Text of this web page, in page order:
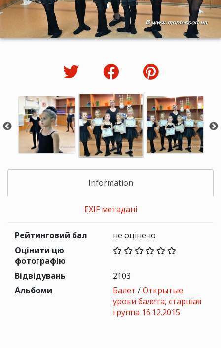
Information
EXIF метадані
Рейтинговий бал
не оцінено
Оцінити цю
фотографію
Відвідувань
2103
Альбоми
Балет /Открытые
уроки балета, старшая
группа 16.12.2015